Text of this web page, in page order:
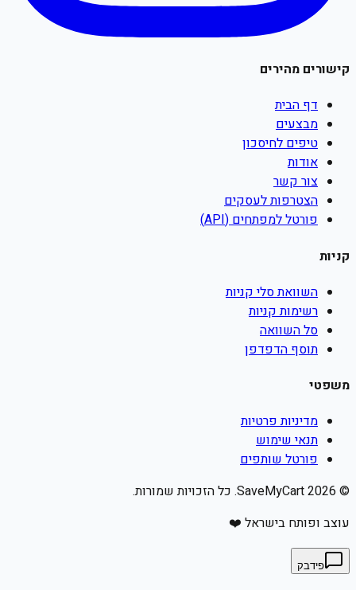
קישורים מהירים
דף הבית
מבצעים
טיפים לחיסכון
אודות
צור קשר
הצטרפות לעסקים
פורטל למפתחים (API)
קניות
השוואת סלי קניות
רשימות קניות
סל השוואה
תוסף הדפדפן
משפטי
מדיניות פרטיות
תנאי שימוש
פורטל שותפים
©
2026
עוצב ופותח בישראל ❤️
פידבק